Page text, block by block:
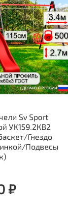
Sv Sport
УК159.2КВ2
Гнездо
Подвесы
₽